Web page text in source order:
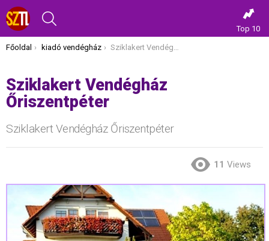
Top 10
Itt vagy most:
Főoldal kiadó vendégház Sziklakert Vendégház Őriszentpéter
Sziklakert Vendégház
Őriszentpéter
Sziklakert Vendégház Őriszentpéter
11 Views